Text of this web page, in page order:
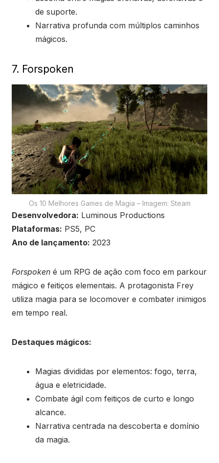
de suporte.
Narrativa profunda com múltiplos caminhos
mágicos.
7. Forspoken
Os 10 Melhores Games de Magia – Imagem: Steam
Desenvolvedora: Luminous Productions
Plataformas: PS5, PC
Ano de lançamento: 2023
Forspoken é um RPG de ação com foco em parkour
mágico e feitiços elementais. A protagonista Frey
utiliza magia para se locomover e combater inimigos
em tempo real.
Destaques mágicos:
Magias divididas por elementos: fogo, terra,
água e eletricidade.
Combate ágil com feitiços de curto e longo
alcance.
Narrativa centrada na descoberta e domínio
da magia.